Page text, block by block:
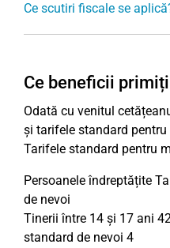
Ce scutiri fiscale se
Ce beneficii
Odată cu venitul
și tarifele standard pentru
Tarifele standard pentru
Persoanele îndreptățite
de nevoi
Tinerii între 14 și 17 ani
standard de nevoi 4